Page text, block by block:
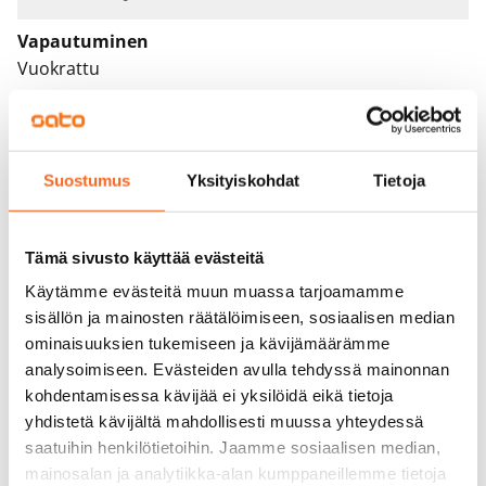
Suostumus Yksityiskohdat Tietoja
Tämä sivusto käyttää evästeitä
Käytämme evästeitä muun muassa tarjoamamme
sisällön ja mainosten räätälöimiseen, sosiaalisen median
ominaisuuksien tukemiseen ja kävijämäärämme
analysoimiseen. Evästeiden avulla tehdyssä mainonnan
kohdentamisessa kävijää ei yksilöidä eikä tietoja
yhdistetä kävijältä mahdollisesti muussa yhteydessä
saatuihin henkilötietoihin. Jaamme sosiaalisen median,
mainosalan ja analytiikka-alan kumppaneillemme tietoja
Vapautuminen
Vuokrattu
Varallisuusrajat
Vuokra
0 €, (yrityksille min. 1 kk vuokra)
Kotivakuutus
Pakollinen, ei sisälly vuokraan
Vesimaksu
27 €/hlö/kk
Sähkömaksu